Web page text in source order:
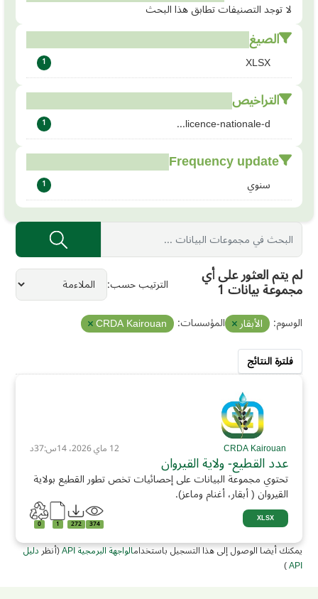
لا توجد التصنيفات تطابق هذا البحث
الصيغ
XLSX
1
التراخيص
licence-nationale-d...
1
Frequency update
سنوي 1
الترتيب حسب لم يتم العثور على أي
مجموعة بيانات 1
الوسوم: الأبقار المؤسسات: CRDA Kairouan
فلترة النتائج
12 ماي 2026، 14س:37د
عدد القطيع- ولاية القيروان
تحتوي مجموعة البيانات على إحصائيات تخص تطور القطيع بولاية
القيروان ( أبقار، أغنام وماعز).
XLSX
374
272
1
0
يمكنك أيضا الوصول إلى هذا التسجيل باستخدامالواجهة البرمجية API (أنظردليل
API
)